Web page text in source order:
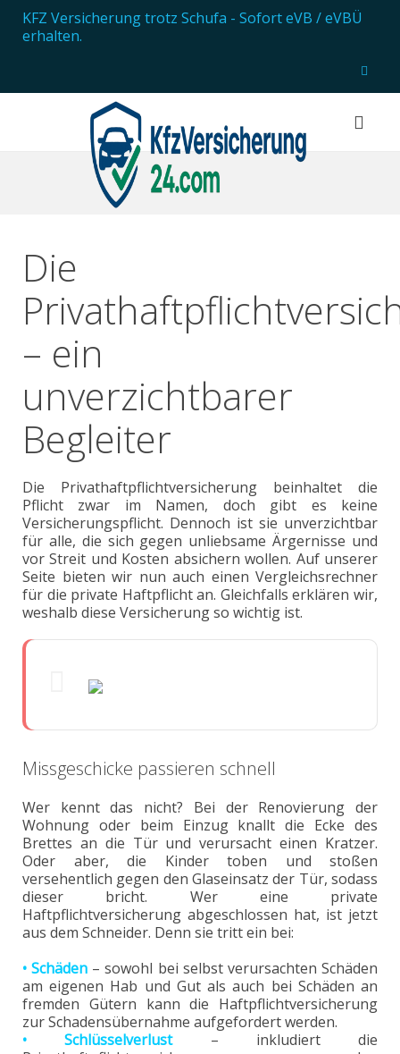
KFZ Versicherung trotz Schufa - Sofort eVB / eVBÜ
erhalten.
Die
– ein
unverzichtbarer
Begleiter
Die Privathaftpflichtversicherung beinhaltet die
Pflicht zwar im Namen, doch gibt es keine
Versicherungspflicht. Dennoch ist sie unverzichtbar
für alle, die sich gegen unliebsame Ärgernisse und
vor Streit und Kosten absichern wollen. Auf unserer
Seite bieten wir nun auch einen Vergleichsrechner
für die private Haftpflicht an. Gleichfalls erklären wir,
weshalb diese Versicherung so wichtig ist.
Missgeschicke passieren schnell
Wer kennt das nicht? Bei der Renovierung der
Wohnung oder beim Einzug knallt die Ecke des
Brettes an die Tür und verursacht einen Kratzer.
Oder aber, die Kinder toben und stoßen
versehentlich gegen den Glaseinsatz der Tür, sodass
dieser bricht. Wer eine private
Haftpflichtversicherung abgeschlossen hat, ist jetzt
aus dem Schneider. Denn sie tritt ein bei:
• Schäden – sowohl bei selbst verursachten Schäden
am eigenen Hab und Gut als auch bei Schäden an
fremden Gütern kann die Haftpflichtversicherung
zur Schadensübernahme aufgefordert werden.
• Schlüsselverlust– inkludiert die